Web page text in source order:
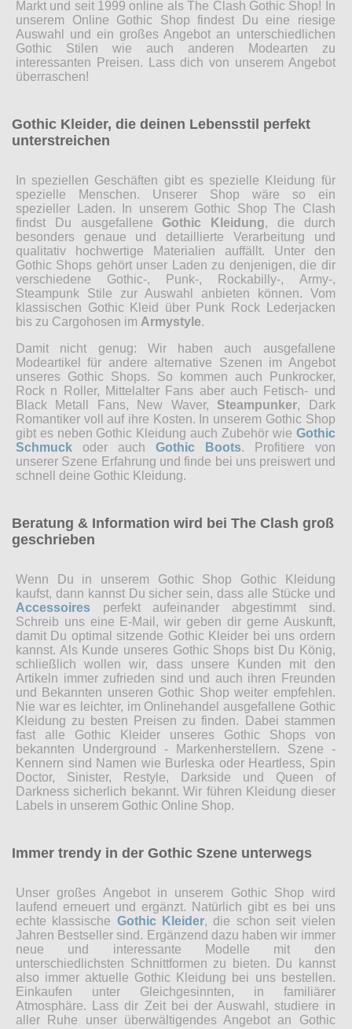
Markt und seit 1999 online als The Clash Gothic Shop! In
unserem Online Gothic Shop findest Du eine riesige
Auswahl und ein großes Angebot an unterschiedlichen
Gothic Stilen wie auch anderen Modearten zu
interessanten Preisen. Lass dich von unserem Angebot
überraschen!
Gothic Kleider, die deinen Lebensstil perfekt
unterstreichen
In speziellen Geschäften gibt es spezielle Kleidung für
spezielle Menschen. Unserer Shop wäre so ein
spezieller Laden. In unserem Gothic Shop The Clash
findst Du ausgefallene Gothic Kleidung, die durch
besonders genaue und detaillierte Verarbeitung und
qualitativ hochwertige Materialien auffällt. Unter den
Gothic Shops gehört unser Laden zu denjenigen, die dir
verschiedene Gothic-, Punk-, Rockabilly-, Army-,
Steampunk Stile zur Auswahl anbieten können. Vom
klassischen Gothic Kleid über Punk Rock Lederjacken
bis zu Cargohosen im Armystyle.
Damit nicht genug: Wir haben auch ausgefallene
Modeartikel für andere alternative Szenen im Angebot
unseres Gothic Shops. So kommen auch Punkrocker,
Rock n Roller, Mittelalter Fans aber auch Fetisch- und
Black Metall Fans, New Waver, Steampunker, Dark
Romantiker voll auf ihre Kosten. In unserem Gothic Shop
gibt es neben Gothic Kleidung auch Zubehör wie Gothic
Schmuck oder auch Gothic Boots. Profitiere von
unserer Szene Erfahrung und finde bei uns preiswert und
schnell deine Gothic Kleidung.
Beratung & Information wird bei The Clash groß
geschrieben
Wenn Du in unserem Gothic Shop Gothic Kleidung
kaufst, dann kannst Du sicher sein, dass alle Stücke und
Accessoires perfekt aufeinander abgestimmt sind.
Schreib uns eine E-Mail, wir geben dir gerne Auskunft,
damit Du optimal sitzende Gothic Kleider bei uns ordern
kannst. Als Kunde unseres Gothic Shops bist Du König,
schließlich wollen wir, dass unsere Kunden mit den
Artikeln immer zufrieden sind und auch ihren Freunden
und Bekannten unseren Gothic Shop weiter empfehlen.
Nie war es leichter, im Onlinehandel ausgefallene Gothic
Kleidung zu besten Preisen zu finden. Dabei stammen
fast alle Gothic Kleider unseres Gothic Shops von
bekannten Underground - Markenherstellern. Szene -
Kennern sind Namen wie Burleska oder Heartless, Spin
Doctor, Sinister, Restyle, Darkside und Queen of
Darkness sicherlich bekannt. Wir führen Kleidung dieser
Labels in unserem Gothic Online Shop.
Immer trendy in der Gothic Szene unterwegs
Unser großes Angebot in unserem Gothic Shop wird
laufend erneuert und ergänzt. Natürlich gibt es bei uns
echte klassische Gothic Kleider, die schon seit vielen
Jahren Bestseller sind. Ergänzend dazu haben wir immer
neue und interessante Modelle mit den
unterschiedlichsten Schnittformen zu bieten. Du kannst
also immer aktuelle Gothic Kleidung bei uns bestellen.
Einkaufen unter Gleichgesinnten, in familiärer
Atmosphäre. Lass dir Zeit bei der Auswahl, studiere in
aller Ruhe unser überwältigendes Angebot an Gothic